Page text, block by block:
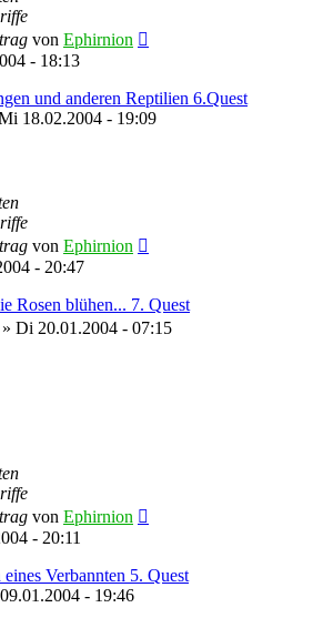
von Ephirnion
- 18:13
und anderen Reptilien 6.Quest
18.02.2004 - 19:09
von Ephirnion
- 20:47
Rosen blühen... 7. Quest
» Di 20.01.2004 - 07:15
von Ephirnion
- 20:11
Verbannten 5. Quest
- 19:46